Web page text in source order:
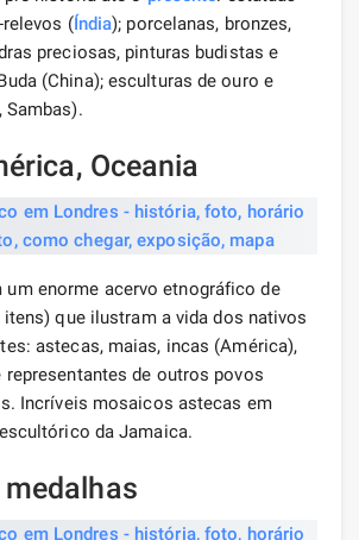
(Índia); porcelanas, bronzes,
preciosas, pinturas budistas e
(China); esculturas de ouro e
Sambas).
Oceania
um enorme acervo etnográfico de
que ilustram a vida dos nativos
astecas, maias, incas (América),
representantes de outros povos
Incríveis mosaicos astecas em
da Jamaica.